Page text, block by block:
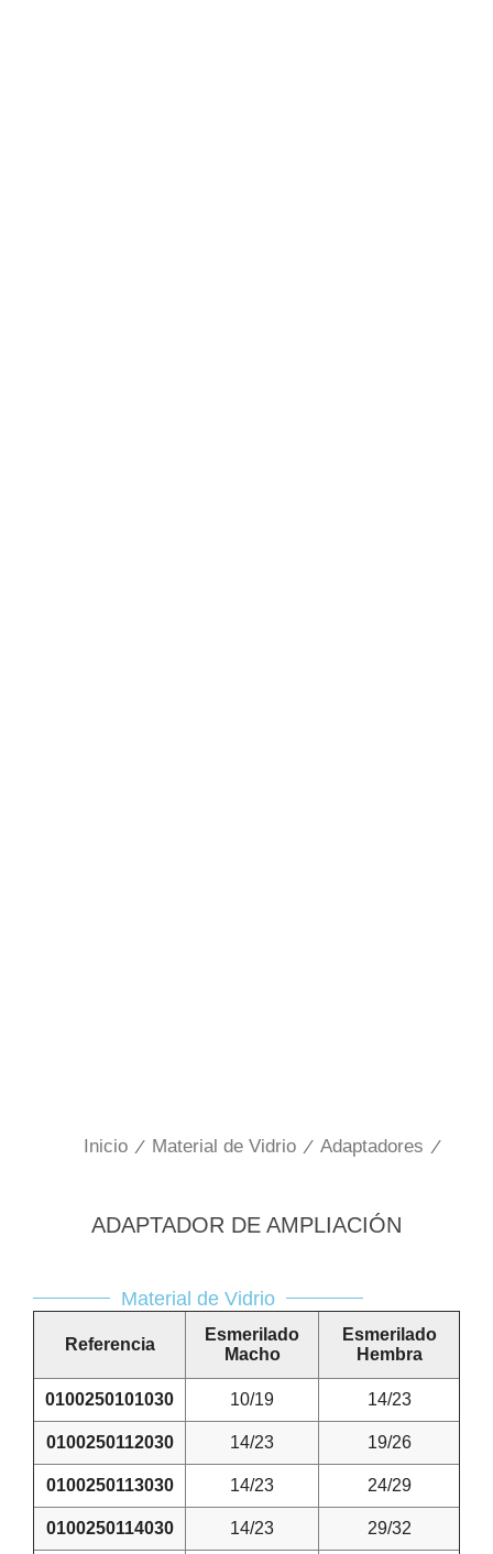
Inicio / Material de Vidrio / Adaptadores /
ADAPTADOR DE AMPLIACIÓN
Material de Vidrio
Referencia
Esmerilado
Macho
Esmerilado
Hembra
0100250101030 10/19 14/23
0100250112030 14/23 19/26
0100250113030 14/23 24/29
0100250114030 14/23 29/32